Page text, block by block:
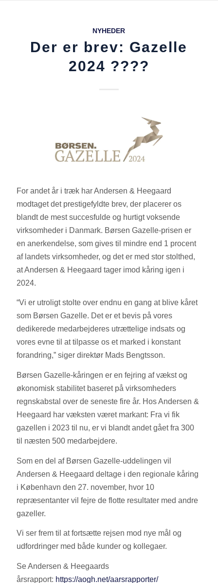
NYHEDER
Der er brev: Gazelle
2024 ????
For andet år i træk har Andersen & Heegaard
modtaget det prestigefyldte brev, der placerer os
blandt de mest succesfulde og hurtigt voksende
virksomheder i Danmark. Børsen Gazelle-prisen er
en anerkendelse, som gives til mindre end 1 procent
af landets virksomheder, og det er med stor stolthed,
at Andersen & Heegaard tager imod kåring igen i
2024.
“Vi er utroligt stolte over endnu en gang at blive kåret
som Børsen Gazelle. Det er et bevis på vores
dedikerede medarbejderes utrættelige indsats og
vores evne til at tilpasse os et marked i konstant
forandring,” siger direktør Mads Bengtsson.
Børsen Gazelle-kåringen er en fejring af vækst og
økonomisk stabilitet baseret på virksomheders
regnskabstal over de seneste fire år. Hos Andersen &
Heegaard har væksten været markant: Fra vi fik
gazellen i 2023 til nu, er vi blandt andet gået fra 300
til næsten 500 medarbejdere.
Som en del af Børsen Gazelle-uddelingen vil
Andersen & Heegaard deltage i den regionale kåring
i København den 27. november, hvor 10
repræsentanter vil fejre de flotte resultater med andre
gazeller.
Vi ser frem til at fortsætte rejsen mod nye mål og
udfordringer med både kunder og kollegaer.
Se Andersen & Heegaards
årsrapport: https://aogh.net/aarsrapporter/